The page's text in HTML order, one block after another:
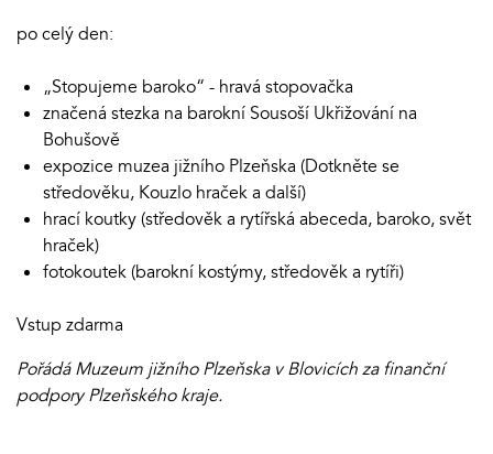
po celý den:
„Stopujeme baroko“ - hravá stopovačka
značená stezka na barokní Sousoší Ukřižování na
Bohušově
expozice muzea jižního Plzeňska (Dotkněte se
středověku, Kouzlo hraček a další)
hrací koutky (středověk a rytířská abeceda, baroko, svět
hraček)
fotokoutek (barokní kostýmy, středověk a rytíři)
Vstup zdarma
Pořádá Muzeum jižního Plzeňska v Blovicích za finanční
podpory Plzeňského kraje.